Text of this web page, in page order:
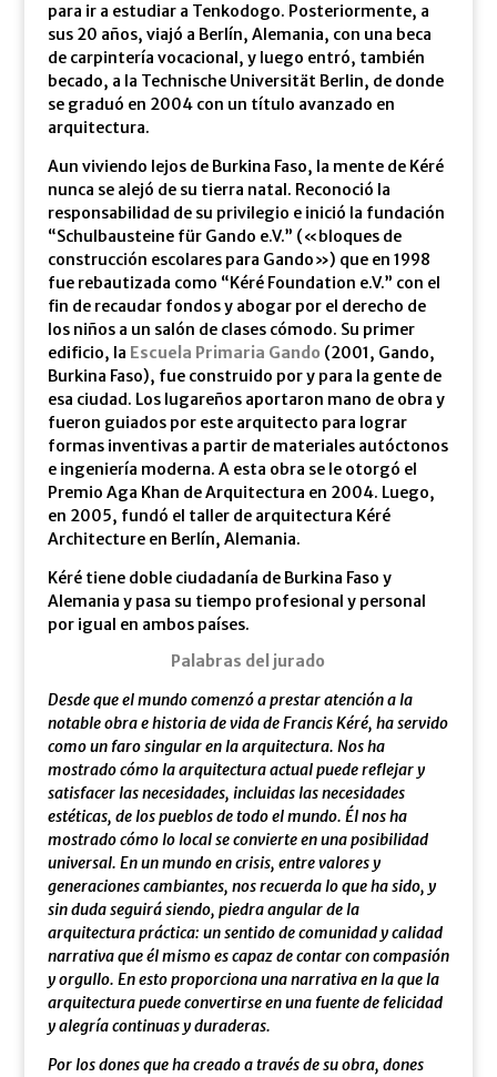
para ir a estudiar a Tenkodogo. Posteriormente, a
sus 20 años, viajó a Berlín, Alemania, con una beca
de carpintería vocacional, y luego entró, también
becado, a la Technische Universität Berlin, de donde
se graduó en 2004 con un título avanzado en
arquitectura.
Aun viviendo lejos de Burkina Faso, la mente de Kéré
nunca se alejó de su tierra natal. Reconoció la
responsabilidad de su privilegio e inició la fundación
“Schulbausteine ​​für Gando e.V.” («bloques de
construcción escolares para Gando») que en 1998
fue rebautizada como “Kéré Foundation e.V.” con el
fin de recaudar fondos y abogar por el derecho de
los niños a un salón de clases cómodo. Su primer
edificio, la Escuela Primaria Gando (2001, Gando,
Burkina Faso), fue construido por y para la gente de
esa ciudad. Los lugareños aportaron mano de obra y
fueron guiados por este arquitecto para lograr
formas inventivas a partir de materiales autóctonos
e ingeniería moderna. A esta obra se le otorgó el
Premio Aga Khan de Arquitectura en 2004. Luego,
en 2005, fundó el taller de arquitectura Kéré
Architecture en Berlín, Alemania.
Kéré tiene doble ciudadanía de Burkina Faso y
Alemania y pasa su tiempo profesional y personal
por igual en ambos países.
Palabras del jurado
Desde que el mundo comenzó a prestar atención a la
notable obra e historia de vida de Francis Kéré, ha servido
como un faro singular en la arquitectura. Nos ha
mostrado cómo la arquitectura actual puede reflejar y
satisfacer las necesidades, incluidas las necesidades
estéticas, de los pueblos de todo el mundo. Él nos ha
mostrado cómo lo local se convierte en una posibilidad
universal. En un mundo en crisis, entre valores y
generaciones cambiantes, nos recuerda lo que ha sido, y
sin duda seguirá siendo, piedra angular de la
arquitectura práctica: un sentido de comunidad y calidad
narrativa que él mismo es capaz de contar con compasión
y orgullo. En esto proporciona una narrativa en la que la
arquitectura puede convertirse en una fuente de felicidad
y alegría continuas y duraderas.
Por los dones que ha creado a través de su obra, dones